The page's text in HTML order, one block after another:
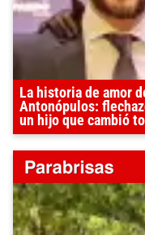
La historia de amor
Antonópulos:
un hijo que cambió